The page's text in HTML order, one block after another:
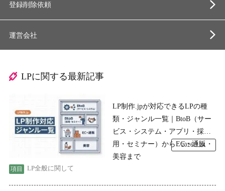
登録削除依頼
運営会社
LPに関する最新記事
LP制作.jpが対応できるLPの種
類・ジャンル一覧｜BtoB（サー
ビス・システム・アプリ・採
用・セミナー）からEC・通販・
美容まで
LP全般に関して
2026.7.24